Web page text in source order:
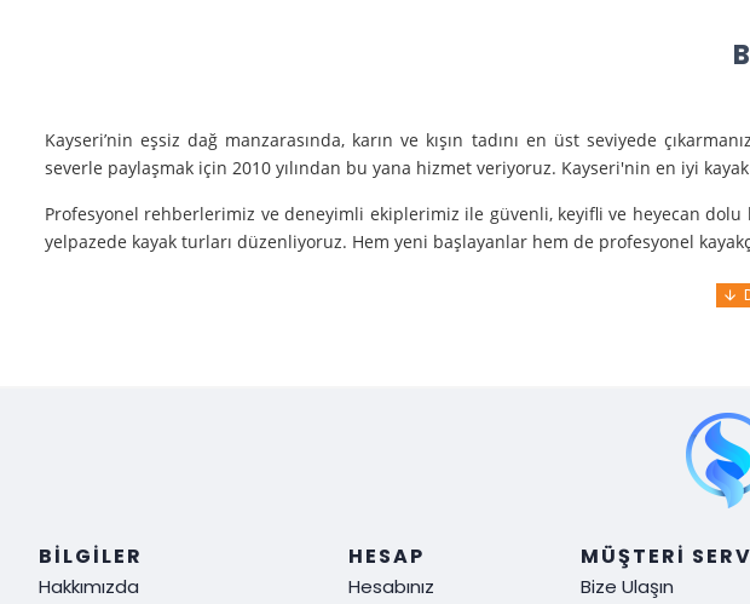
Kayseri’nin eşsiz dağ manzarasında, karın ve kışın tadını en üst seviyede
severle paylaşmak için 2010 yılından bu yana hizmet veriyoruz. Kayseri'nin en iyi
Profesyonel rehberlerimiz ve deneyimli ekiplerimiz ile güvenli, keyifli ve heyecan
yelpazede kayak turları düzenliyoruz. Hem yeni başlayanlar hem de profesyonel
Güvenlik: Kayak yaparken güvenliğiniz bizim için her şeyden önce gelir. En kaliteli
Müşteri Memnuniyeti: Sizin tatmin olmanız bizim için her şey demek. Tüm detayları
ediyoruz!
BILGILER
Hakkımızda
HESAP
Hesabınız
MÜŞTERI
Bize Ulaşın